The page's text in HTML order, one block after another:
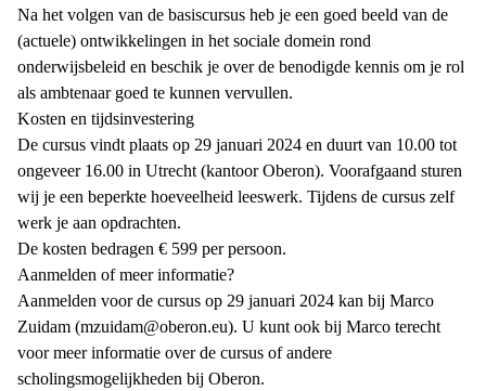
Na het volgen van de basiscursus heb je een goed beeld van de
(actuele) ontwikkelingen in het sociale domein rond
onderwijsbeleid en beschik je over de benodigde kennis om je rol
als ambtenaar goed te kunnen vervullen.
Kosten en tijdsinvestering
De cursus vindt plaats op 29 januari 2024 en duurt van 10.00 tot
ongeveer 16.00 in Utrecht (kantoor Oberon). Voorafgaand sturen
wij je een beperkte hoeveelheid leeswerk. Tijdens de cursus zelf
werk je aan opdrachten.
De kosten bedragen € 599 per persoon.
Aanmelden of meer informatie?
Aanmelden voor de cursus op 29 januari 2024 kan bij Marco
Zuidam (mzuidam@oberon.eu). U kunt ook bij Marco terecht
voor meer informatie over de cursus of andere
scholingsmogelijkheden bij Oberon.